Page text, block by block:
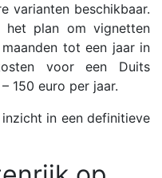
varianten beschikbaar.
het plan om vignetten
tot een jaar in
voor een Duits
150 euro per jaar.
in een definitieve